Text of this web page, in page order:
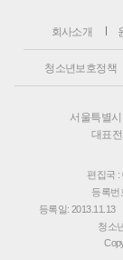
회사소개
청소년보호정책
서울특별
대표
편집국 :
등록번
등록일: 2013.11.13
청소